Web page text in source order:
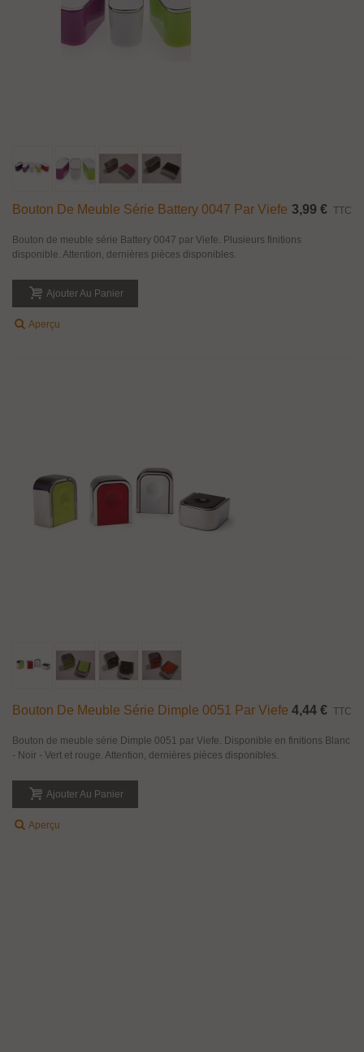
Bouton De Meuble Série Battery 0047 Par Viefe 3,99 € TTC
Bouton de meuble série Battery 0047 par Viefe. Plusieurs finitions
disponible. Attention, dernières pièces disponibles.
Ajouter Au Panier
Aperçu
Bouton De Meuble Série Dimple 0051 Par Viefe 4,44 € TTC
Bouton de meuble série Dimple 0051 par Viefe. Disponible en finitions Blanc
- Noir - Vert et rouge. Attention, dernières pièces disponibles.
Ajouter Au Panier
Aperçu